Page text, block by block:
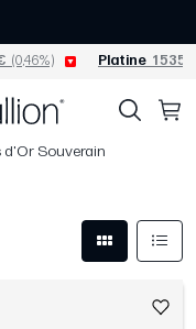
(0,46%) Platine 1
d'Or Souverain